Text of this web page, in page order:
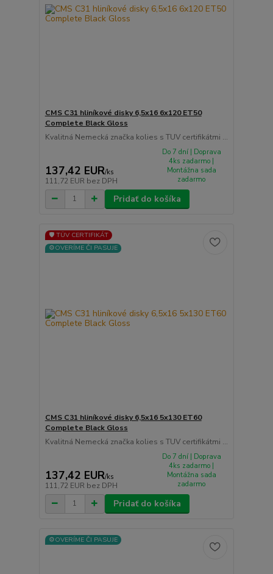
CMS C31 hliníkové disky 6,5x16 6x120 ET50
Complete Black Gloss
Kvalitná Nemecká značka kolies s TUV certifikátmi ...
137,42 EUR/ks
111,72 EUR bez DPH
Do 7 dní | Doprava
4ks zadarmo |
Montážna sada
zadarmo
Pridať do košíka
🛡️ TÜV CERTIFIKÁT
⚙️OVERÍME ČI PASUJE
CMS C31 hliníkové disky 6,5x16 5x130 ET60
Complete Black Gloss
Kvalitná Nemecká značka kolies s TUV certifikátmi ...
137,42 EUR/ks
111,72 EUR bez DPH
Do 7 dní | Doprava
4ks zadarmo |
Montážna sada
zadarmo
Pridať do košíka
⚙️OVERÍME ČI PASUJE